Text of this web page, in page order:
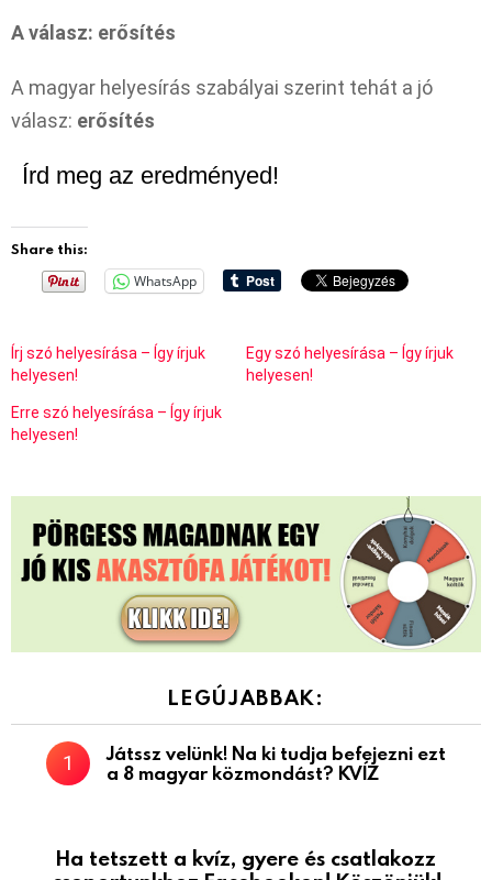
A válasz: erősítés
A magyar helyesírás szabályai szerint tehát a jó
válasz: erősítés
Írd meg az eredményed!
Share this:
WhatsApp
Írj szó helyesírása – Így írjuk
helyesen!
Egy szó helyesírása – Így írjuk
helyesen!
Erre szó helyesírása – Így írjuk
helyesen!
LEGÚJABBAK:
Játssz velünk! Na ki tudja befejezni ezt
a 8 magyar közmondást? KVÍZ
Ha tetszett a kvíz, gyere és csatlakozz